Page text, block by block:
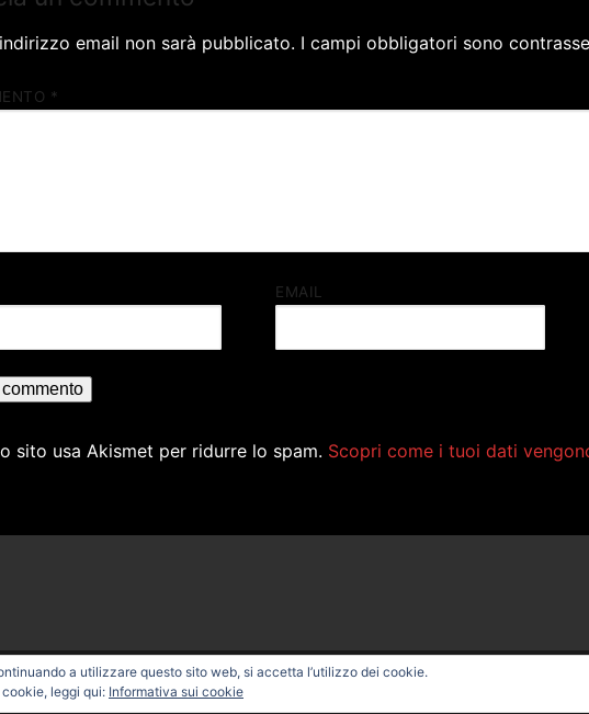
email non sarà pubblicato. I campi obbligatori sono
*
EMAIL
sito usa Akismet per ridurre lo spam. Scopri come i tuoi dati
© 2026 PROFESSIONAL BIKE – Powered by
a utilizzare questo sito web, si accetta l’utilizzo dei cookie.
leggi qui: Informativa sui cookie